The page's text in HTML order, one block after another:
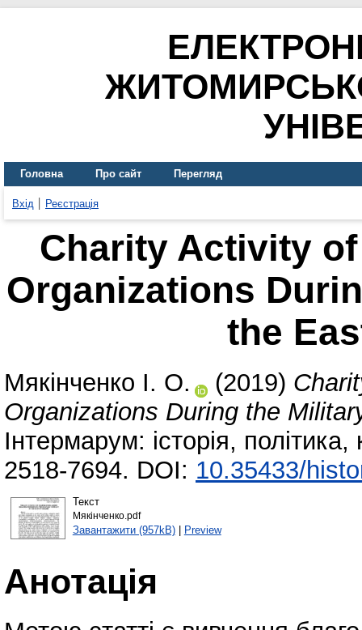
Головна Про сайт Перегляд
Вхід Реєстрація
Charity Activity
Organizations
the
Мякінченко І. О. (2019)
Organizations During the
Інтермарум: історія,
2518-7694. DOI: 10.35433/
Текст
Мякінченко.pdf
Завантажити (957kB)| Preview
Анотація